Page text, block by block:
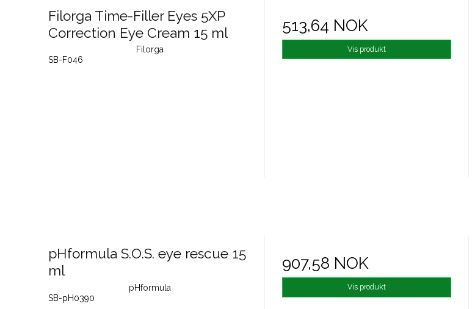
Filorga Time-Filler Eyes 5XP
Correction Eye Cream 15 ml
Filorga
SB-F046
513,64 NOK
Vis produkt
pHformula S.O.S. eye rescue 15
ml
pHformula
SB-pH0390
907,58 NOK
Vis produkt